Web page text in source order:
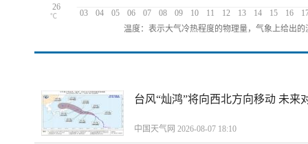
03 04 05 06 07 08 09 10 11 12 13 14 15 16
26
℃
温度：表示大气冷热程度的物理量，气象上给出
台风“灿鸿”将向西北方向移动 未来
中国天气网 2026-08-07 18:10